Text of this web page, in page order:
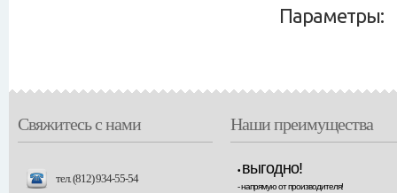
Параметры:
Свяжитесь с нами
тел. (812) 934-55-54
Наши преимущества
• выгодно!
- напрямую от производителя!